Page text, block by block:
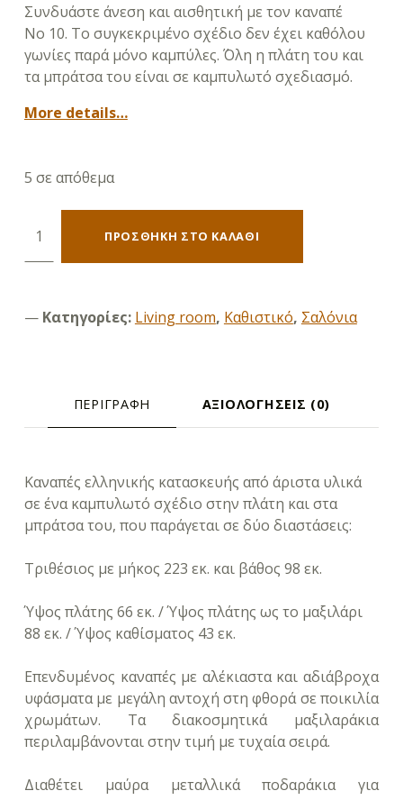
Συνδυάστε άνεση και αισθητική με τον καναπέ
Νο 10. Το συγκεκριμένο σχέδιο δεν έχει καθόλου
γωνίες παρά μόνο καμπύλες. ΄Όλη η πλάτη του και
τα μπράτσα του είναι σε καμπυλωτό σχεδιασμό.
More details…
5 σε απόθεμα
Καναπές Νο 10 (τριθέσιος 223Χ98) ποσότητα
ΠΡΟΣΘΉΚΗ ΣΤΟ ΚΑΛΆΘΙ
Κατηγορίες: Living room, Καθιστικό, Σαλόνια
ΠΕΡΙΓΡΑΦΉ ΑΞΙΟΛΟΓΉΣΕΙΣ (0)
Καναπές ελληνικής κατασκευής από άριστα υλικά
σε ένα καμπυλωτό σχέδιο στην πλάτη και στα
μπράτσα του, που παράγεται σε δύο διαστάσεις:
Τριθέσιος με μήκος 223 εκ. και βάθος 98 εκ.
Ύψος πλάτης 66 εκ. / Ύψος πλάτης ως το μαξιλάρι
88 εκ. / Ύψος καθίσματος 43 εκ.
Επενδυμένος καναπές με αλέκιαστα και αδιάβροχα
υφάσματα με μεγάλη αντοχή στη φθορά σε ποικιλία
χρωμάτων. Τα διακοσμητικά μαξιλαράκια
περιλαμβάνονται στην τιμή με τυχαία σειρά.
Διαθέτει μαύρα μεταλλικά ποδαράκια για